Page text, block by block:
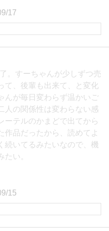
17
。すーちゃんが少しずつ売
て、後輩も出来て、と変化
んが毎日変わらず温かいご
人の関係性は変わらない感
ーテルのかまどで出てから
作品だったから、読めてよ
続いてるみたいなので、機
たい。
15